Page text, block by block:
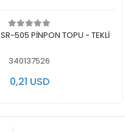
اضف الى سلة التسوق
CAN SPORT BSR-505 PİNPON TOPU - TEKLİ
340137526
0,21 USD